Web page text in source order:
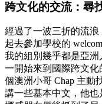
跨文化的交流：尋
經過了一波三折的流
起去參加學校的
我的組別幾乎都是亞洲
一開始來到國際跨文
個澳洲小哥 Chap 主動
講一些基本中文，他